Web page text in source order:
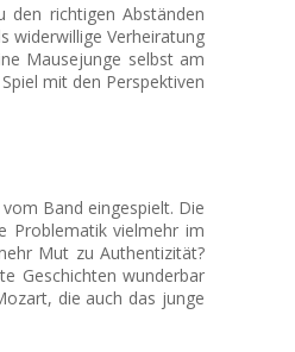
den richtigen Abständen
widerwillige Verheiratung
Mausejunge selbst am
mit den Perspektiven
Band eingespielt. Die
Problematik vielmehr im
Mut zu Authentizität?
Geschichten wunderbar
die auch das junge